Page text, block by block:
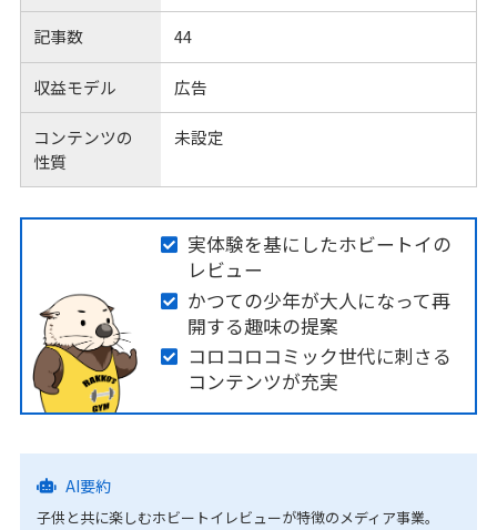
記事数 44
収益モデル 広告
コンテンツの
性質
未設定
実体験を基にしたホビートイの
レビュー
かつての少年が大人になって再
開する趣味の提案
コロコロコミック世代に刺さる
コンテンツが充実
AI要約
子供と共に楽しむホビートイレビューが特徴のメディア事業。